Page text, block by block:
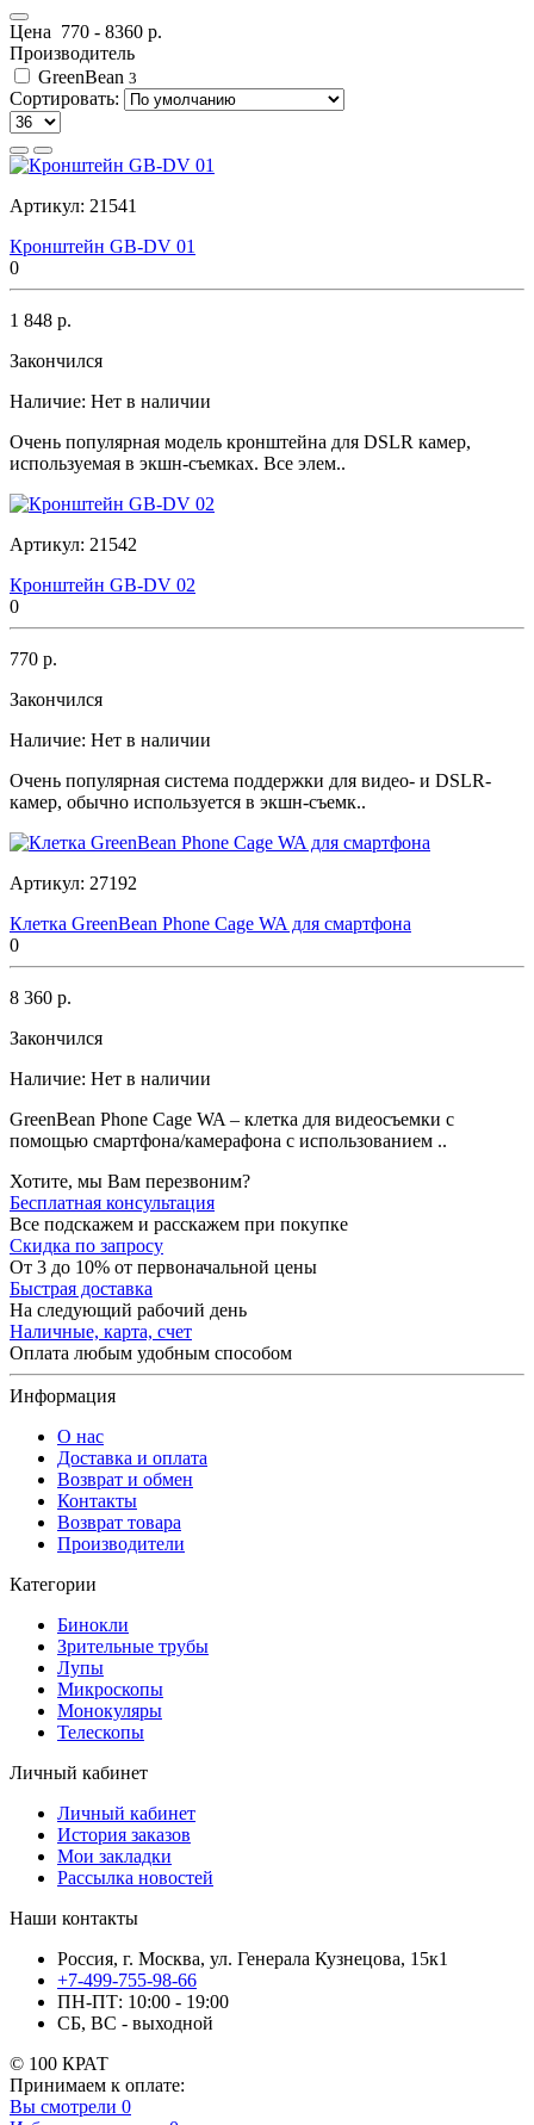
Цена 770 - 8360 р.
Производитель
GreenBean 3
Сортировать:
Артикул: 21541
Кронштейн GB-DV 01
0
1 848 р.
Закончился
Наличие: Нет в наличии
Очень популярная модель кронштейна для DSLR камер,
используемая в экшн-съемках. Все элем..
Артикул: 21542
Кронштейн GB-DV 02
0
770 р.
Закончился
Наличие: Нет в наличии
Очень популярная система поддержки для видео- и DSLR-
камер, обычно используется в экшн-съемк..
Артикул: 27192
Клетка GreenBean Phone Cage WA для смартфона
0
8 360 р.
Закончился
Наличие: Нет в наличии
GreenBean Phone Cage WA – клетка для видеосъемки с
помощью смартфона/камерафона с использованием ..
Хотите, мы Вам перезвоним?
Бесплатная консультация
Все подскажем и расскажем при покупке
Скидка по запросу
От 3 до 10% от первоначальной цены
Быстрая доставка
На следующий рабочий день
Наличные, карта, счет
Оплата любым удобным способом
Информация
О нас
Доставка и оплата
Возврат и обмен
Контакты
Возврат товара
Производители
Категории
Бинокли
Зрительные трубы
Лупы
Микроскопы
Монокуляры
Телескопы
Личный кабинет
Личный кабинет
История заказов
Мои закладки
Рассылка новостей
Наши контакты
Россия, г. Москва, ул. Генерала Кузнецова, 15к1
+7-499-755-98-66
ПН-ПТ: 10:00 - 19:00
СБ, ВС - выходной
© 100 КРАТ
Принимаем к оплате:
Вы смотрели 0